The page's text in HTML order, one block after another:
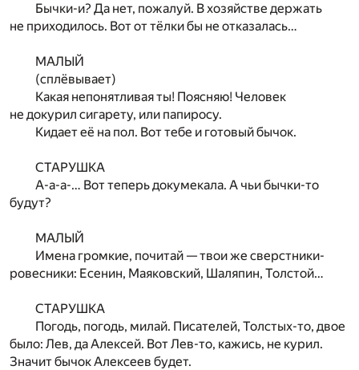
Бычки-и? Да нет, пожалуй. В хозяйстве держать
не приходилось. Вот от тёлки бы не отказалась…
МАЛЫЙ
(сплёвывает)
Какая непонятливая ты! Поясняю! Человек
не докурил сигарету, или папиросу.
Кидает её на пол. Вот тебе и готовый бычок.
СТАРУШКА
А-а-а-… Вот теперь докумекала. А чьи бычки-то
будут?
МАЛЫЙ
Имена громкие, почитай — твои же сверстники-
ровесники: Есенин, Маяковский, Шаляпин, Толстой…
СТАРУШКА
Погодь, погодь, милай. Писателей, Толстых-то, двое
было: Лев, да Алексей. Вот Лев-то, кажись, не курил.
Значит бычок Алексеев будет.